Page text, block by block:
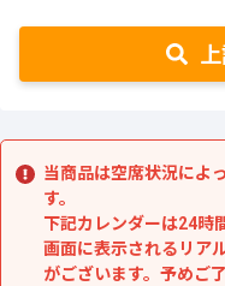
当商品は空席状況によ
す。
下記カレンダーは24時
画面に表示されるリア
がございます。予めご